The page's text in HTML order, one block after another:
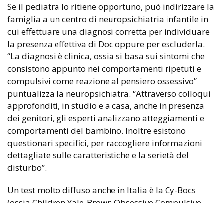
Se il pediatra lo ritiene opportuno, può indirizzare la
famiglia a un centro di neuropsichiatria infantile in
cui effettuare una diagnosi corretta per individuare
la presenza effettiva di Doc oppure per escluderla.
“La diagnosi è clinica, ossia si basa sui sintomi che
consistono appunto nei comportamenti ripetuti e
compulsivi come reazione al pensiero ossessivo”
puntualizza la neuropsichiatra. “Attraverso colloqui
approfonditi, in studio e a casa, anche in presenza
dei genitori, gli esperti analizzano atteggiamenti e
comportamenti del bambino. Inoltre esistono
questionari specifici, per raccogliere informazioni
dettagliate sulle caratteristiche e la serietà del
disturbo”.
Un test molto diffuso anche in Italia è la Cy-Bocs